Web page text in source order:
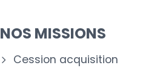
NOS MISSIONS
Cession acquisition